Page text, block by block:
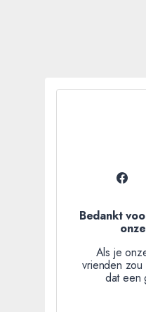
Bedankt
Als je
vrienden
dat een